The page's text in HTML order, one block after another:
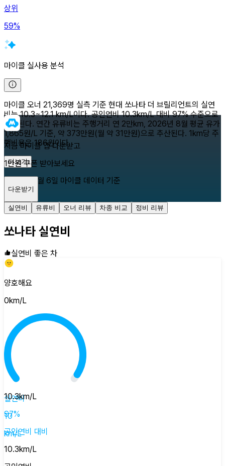
상위
59%
마이클 실사용 분석
마이클 오너 21,369명 실측 기준 현대 쏘나타 더 브릴리언트의 실연
비는 10.3~12.1 km/L이다. 공인연비 10.3km/L 대비 97% 수준으로
주행된다. 연간 유류비는 주행거리 연 2만km, 2026년 8월 평균 유가
1,865원/L 기준, 약 373만원(월 약 31만원)으로 추산된다. 1km당 주
행비용은 186원이다.
더보기
2026년 8월 6일 마이클 데이터 기준
지금 마이클 앱 다운받고
1만원 쿠폰 받아보세요
다운받기
실연비 유류비 오너 리뷰 차종 비교 정비 리뷰
쏘나타 실연비
실연비 좋은 차
양호해요
0km/L
실연비
10
km/L
10.3km/L
97%
공인연비 대비
10.3km/L